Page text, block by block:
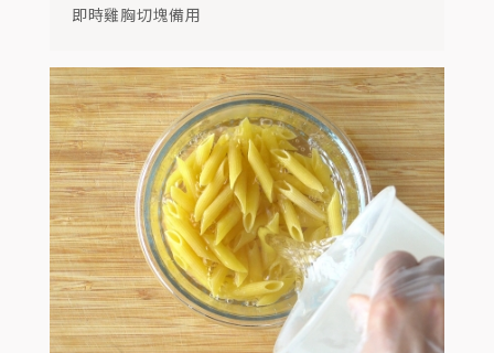
即時雞胸切塊備用
STEP05
取出後稍稍攪拌，再微波3分鐘(可視麵體及
微波爐功率調整)